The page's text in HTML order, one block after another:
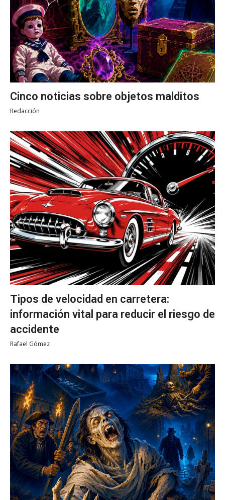
Cinco noticias sobre objetos malditos
Redacción
Tipos de velocidad en carretera:
información vital para reducir el riesgo de
accidente
Rafael Gómez